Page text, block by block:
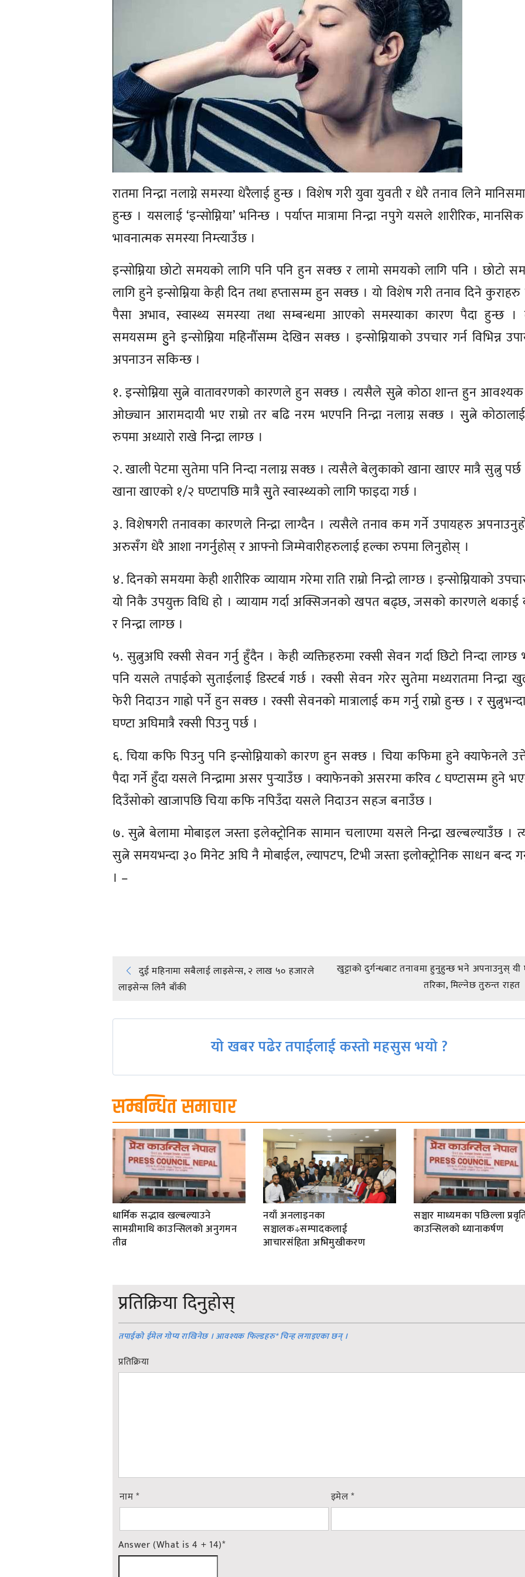
रातमा निन्द्रा नलाग्ने समस्या धेरैलाई हुन्छ । विशेष गरी युवा युवती र धेरै तनाव लिने
हुन्छ । यसलाई ‘इन्सोम्निया’ भनिन्छ । पर्याप्त मात्रामा निन्द्रा नपुगे यसले शारीरिक,
भावनात्मक समस्या निम्त्याउँछ ।
इन्सोम्निया छोटो समयको लागि पनि पनि हुन सक्छ र लामो समयको लागि पनि । छोटो
लागि हुने इन्सोम्निया केही दिन तथा हप्तासम्म हुन सक्छ । यो विशेष गरी तनाव दिने
पैसा अभाव, स्वास्थ्य समस्या तथा सम्बन्धमा आएको समस्याका कारण पैदा हुन्छ ।
समयसम्म हुुने इन्सोम्निया महिनौँसम्म देखिन सक्छ । इन्सोम्नियाको उपचार गर्न विभिन्न
अपनाउन सकिन्छ ।
१. इन्सोम्निया सुत्ने वातावरणको कारणले हुन सक्छ । त्यसैले सुत्ने कोठा शान्त हुन
ओछ्यान आरामदायी भए राम्रो तर बढि नरम भएपनि निन्द्रा नलाग्न सक्छ । सुुत्ने
रुपमा अध्यारो राखे निन्द्रा लाग्छ ।
२. खाली पेटमा सुतेमा पनि निन्दा नलाग्न सक्छ । त्यसैले बेलुकाको खाना खाएर मात्रै सुत्नु
खाना खाएको १/२ घण्टापछि मात्रै सुुते स्वास्थ्यको लागि फाइदा गर्छ ।
३. विशेषगरी तनावका कारणले निन्द्रा लाग्दैन । त्यसैले तनाव कम गर्ने उपायहरु
अरुसँग धेरै आशा नगर्नुहोस् र आफ्नो जिम्मेवारीहरुलाई हल्का रुपमा लिनुहोस् ।
४. दिनको समयमा केही शारीरिक व्यायाम गरेमा राति राम्रो निन्द्रो लाग्छ । इन्सोम्नियाको
यो निकै उपयुक्त विधि हो । व्यायाम गर्दा अक्सिजनको खपत बढ्छ, जसको कारणले
र निन्द्रा लाग्छ ।
५. सुत्नुअघि रक्सी सेवन गर्नु हुँदैन । केही व्यक्तिहरुमा रक्सी सेवन गर्दा छिटो निन्दा लाग्छ
पनि यसले तपाईको सुताईलाई डिस्टर्ब गर्छ । रक्सी सेवन गरेर सुुतेमा मध्यरातमा निन्द्रा
फेरी निदाउन गाह्रो पर्ने हुन सक्छ । रक्सी सेवनको मात्रालाई कम गर्नु राम्रो हुन्छ । र
घण्टा अघिमात्रै रक्सी पिउनु पर्छ ।
६. चिया कफि पिउनु पनि इन्सोम्नियाको कारण हुन सक्छ । चिया कफिमा हुने क्याफेनले
पैदा गर्ने हुँदा यसले निन्द्रामा असर पुर्‍याउँछ । क्याफेनको असरमा करिव ८ घण्टासम्म हुने
दिउँसोको खाजापछि चिया कफि नपिउँदा यसले निदाउन सहज बनाउँछ ।
७. सुत्ने बेलामा मोबाइल जस्ता इलेक्ट्रोनिक सामान चलाएमा यसले निन्द्रा खल्बल्याउँछ ।
सुत्ने समयभन्दा ३० मिनेट अघि नै मोबाईल, ल्यापटप, टिभी जस्ता इलोक्ट्रोनिक साधन बन्द
। –
Post
navigation
दुई महिनामा सबैलाई लाइसेन्स, २ लाख ५० हजारले
लाइसेन्स लिनै बाँकी
खुट्टाको दुर्गन्धबाट तनावमा हुनुहुन्छ भने अपनाउनुस्
तरिका, मिल्नेछ तुरुन्त राहत
यो खबर पढेर तपाईलाई कस्तो महसुस भयो ?
सम्बन्धित समाचार
धार्मिक सद्भाव खल्बल्याउने
सामग्रीमाथि काउन्सिलको अनुगमन
तीव्र
नयाँ अनलाइनका
सञ्चालक÷सम्पादकलाई
आचारसंहिता अभिमुखीकरण
सञ्चार माध्यमका पछिल्ला
काउन्सिलको ध्यानाकर्षण
प्रतिक्रिया दिनुहोस्
तपाईको ईमेल गोप्य राखिनेछ । आवश्यक फिल्डहरु*चिन्ह लगाइएका छन् ।
प्रतिक्रिया
नाम* इमेल*
Answer (What is 4 + 14)*